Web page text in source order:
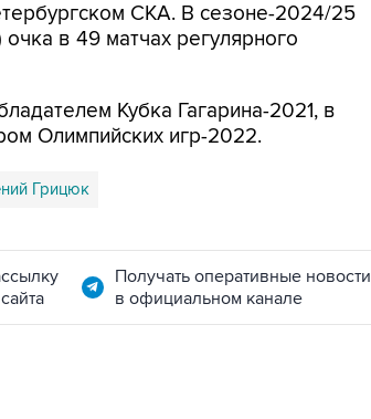
СКА. В сезоне-2024/25
в 49 матчах регулярного
Кубка Гагарина-2021, в
Олимпийских игр-2022.
Грицюк
Получать оперативные новости
в официальном канале